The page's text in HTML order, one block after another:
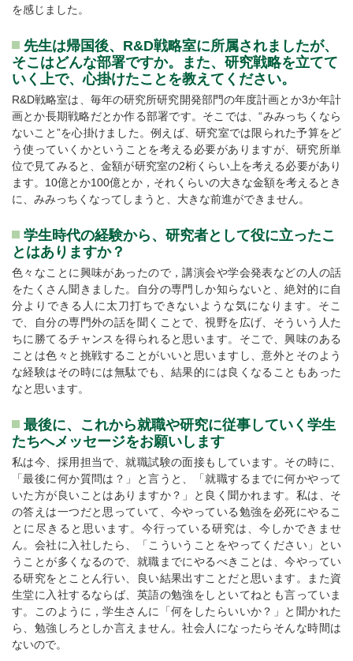
を感じました。
先生は帰国後、R&D戦略室に所属されましたが、
そこはどんな部署ですか。また、研究戦略を立てて
いく上で、心掛けたことを教えてください。
R&D戦略室は、毎年の研究所研究開発部門の年度計画とか3か年計
画とか長期戦略だとか作る部署です。そこでは、“みみっちくなら
ないこと”を心掛けました。例えば、研究室では限られた予算をど
う使っていくかということを考える必要がありますが、研究所単
位で見てみると、金額が研究室の2桁くらい上を考える必要があり
ます。10億とか100億とか，それくらいの大きな金額を考えるとき
に、みみっちくなってしまうと、大きな前進ができません。
学生時代の経験から、研究者として役に立ったこ
とはありますか？
色々なことに興味があったので，講演会や学会発表などの人の話
をたくさん聞きました。自分の専門しか知らないと、絶対的に自
分よりできる人に太刀打ちできないような気になります。そこ
で、自分の専門外の話を聞くことで、視野を広げ、そういう人た
ちに勝てるチャンスを得られると思います。そこで、興味のある
ことは色々と挑戦することがいいと思いますし、意外とそのよう
な経験はその時には無駄でも、結果的には良くなることもあった
なと思います。
最後に、これから就職や研究に従事していく学生
たちへメッセージをお願いします
私は今、採用担当で、就職試験の面接もしています。その時に、
「最後に何か質問は？」と言うと、「就職するまでに何かやって
いた方が良いことはありますか？」と良く聞かれます。私は、そ
の答えは一つだと思っていて、今やっている勉強を必死にやるこ
とに尽きると思います。今行っている研究は、今しかできませ
ん。会社に入社したら、「こういうことをやってください」とい
うことが多くなるので、就職までにやるべきことは、今やってい
る研究をとことん行い、良い結果出すことだと思います。また資
生堂に入社するならば、英語の勉強をしといてねとも言っていま
す。このように，学生さんに「何をしたらいいか？」と聞かれた
ら、勉強しろとしか言えません。社会人になったらそんな時間は
ないので。